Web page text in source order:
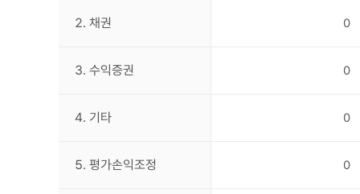
2. 채권 0
3. 수익증권 0
4. 기타 0
5. 평가손익조정 0